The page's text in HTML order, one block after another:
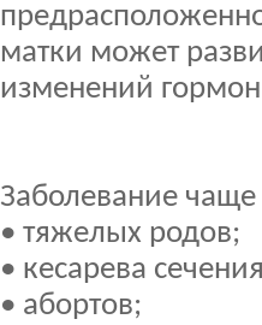
матки может
изменений
Заболевание чаще
• тяжелых родов;
• кесарева
• абортов;